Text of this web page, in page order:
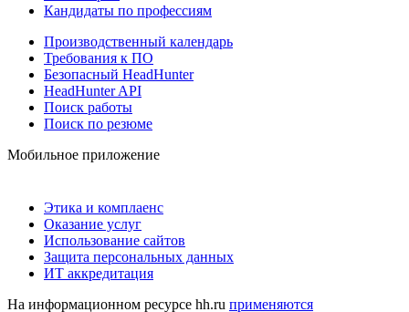
Кандидаты по профессиям
Производственный календарь
Требования к ПО
Безопасный HeadHunter
HeadHunter API
Поиск работы
Поиск по резюме
Мобильное приложение
Этика и комплаенс
Оказание услуг
Использование сайтов
Защита персональных данных
ИТ аккредитация
На информационном ресурсе hh.ru применяются